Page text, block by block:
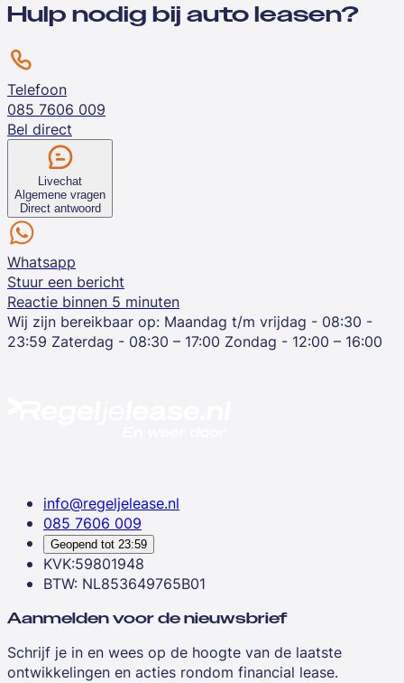
Hulp nodig bij auto leasen?
Telefoon
085 7606 009
Bel direct
Livechat
Algemene vragen
Direct antwoord
Whatsapp
Stuur een bericht
Reactie binnen 5 minuten
Wij zijn bereikbaar op: Maandag t/m vrijdag - 08:30 -
23:59 Zaterdag - 08:30 – 17:00 Zondag - 12:00 – 16:00
info@regeljelease.nl
085 7606 009
Geopend tot 23:59
KVK:59801948
BTW: NL853649765B01
Aanmelden voor de nieuwsbrief
Schrijf je in en wees op de hoogte van de laatste
ontwikkelingen en acties rondom financial lease.